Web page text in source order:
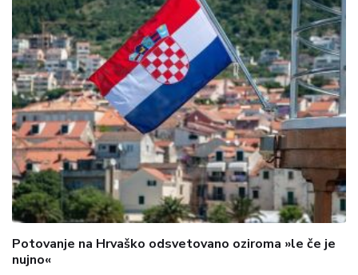
Potovanje na Hrvaško odsvetovano oziroma »le če je
nujno«